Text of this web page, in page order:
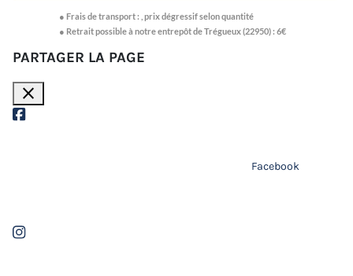
● Frais de transport : prix dégressif selon quantité
● Retrait possible à notre entrepôt de Trégueux (22950) : 6€
PARTAGER LA PAGE
close
Facebook